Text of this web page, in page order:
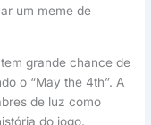
um meme de
grande chance de
o “May the 4th”. A
de luz como
do jogo.